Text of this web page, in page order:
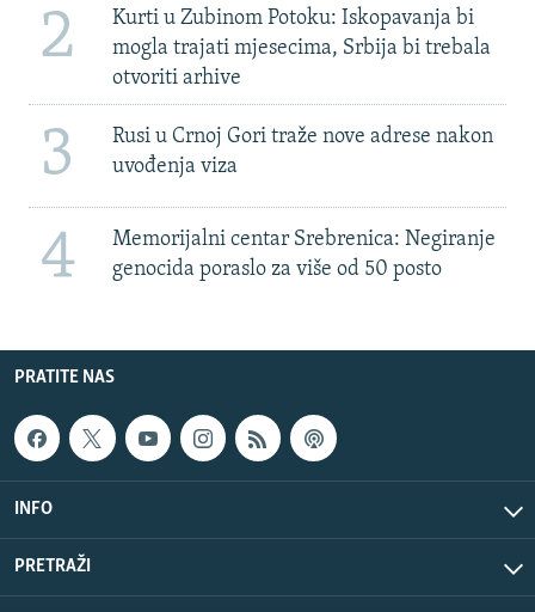
2
Kurti u Zubinom Potoku: Iskopavanja bi
mogla trajati mjesecima, Srbija bi trebala
otvoriti arhive
3
Rusi u Crnoj Gori traže nove adrese nakon
uvođenja viza
4
Memorijalni centar Srebrenica: Negiranje
genocida poraslo za više od 50 posto
PRATITE NAS
INFO
PRETRAŽI